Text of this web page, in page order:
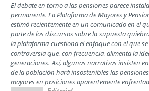
El debate en torno a las pensiones parece
permanente. La Plataforma de Mayores y
estimó recientemente en un comunicado en el
parte de los discursos sobre la supuesta
la plataforma cuestiona el enfoque con el que
controversia que, con frecuencia, alimenta la
generaciones. Así, algunas narrativas insisten
de la población hará insostenibles las
mayores en posiciones aparentemente